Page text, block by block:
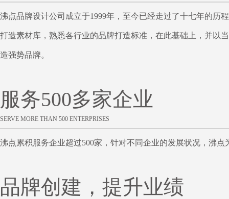
沸点品牌设计公司成立于1999年，至今已经走过了十七年的历
打造素材库，熟悉各行业的品牌打造标准，在此基础上，并以
造强势品牌。
服务500多家企业
SERVE MORE THAN 500 ENTERPRISES
沸点累积服务企业超过500家，针对不同企业的发展状况，沸
品牌创建，提升业绩